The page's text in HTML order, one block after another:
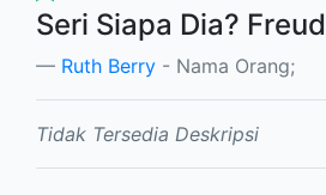
Seri Siapa Dia? Freud
Ruth Berry - Nama Orang;
Tidak Tersedia Deskripsi